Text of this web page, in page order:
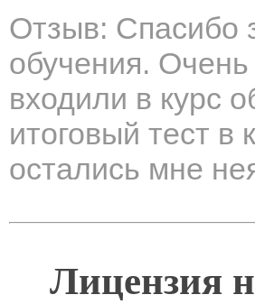
Отзыв: Спасибо
обучения.
входили в курс
итоговый тест
остались мне
Лицензия